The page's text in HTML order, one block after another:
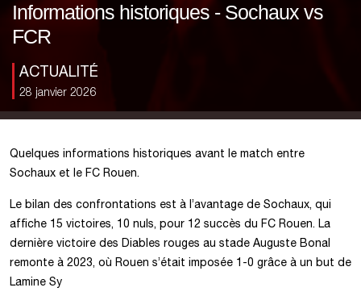
Informations historiques - Sochaux vs
FCR
ACTUALITÉ
28 janvier 2026
Quelques informations historiques avant le match entre
Sochaux et le FC Rouen.
Le bilan des confrontations est à l’avantage de Sochaux, qui
affiche 15 victoires, 10 nuls, pour 12 succès du FC Rouen. La
dernière victoire des Diables rouges au stade Auguste Bonal
remonte à 2023, où Rouen s’était imposée 1-0 grâce à un but de
Lamine Sy